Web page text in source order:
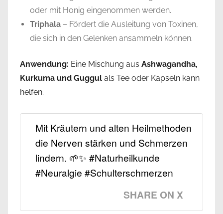
oder mit Honig eingenommen werden.
Triphala – Fördert die Ausleitung von Toxinen,
die sich in den Gelenken ansammeln können.
Anwendung: Eine Mischung aus Ashwagandha,
Kurkuma und Guggul als Tee oder Kapseln kann
helfen.
Mit Kräutern und alten Heilmethoden
die Nerven stärken und Schmerzen
lindern. 🌱✨ #Naturheilkunde
#Neuralgie #Schulterschmerzen
SHARE ON X